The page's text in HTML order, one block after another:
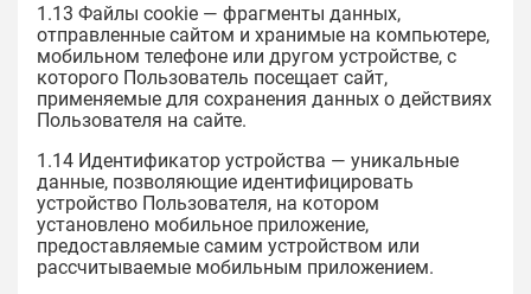
1.13 Файлы cookie — фрагменты данных,
отправленные сайтом и хранимые на компьютере,
мобильном телефоне или другом устройстве, с
которого Пользователь посещает сайт,
применяемые для сохранения данных о действиях
Пользователя на сайте.
1.14 Идентификатор устройства — уникальные
данные, позволяющие идентифицировать
устройство Пользователя, на котором
установлено мобильное приложение,
предоставляемые самим устройством или
рассчитываемые мобильным приложением.